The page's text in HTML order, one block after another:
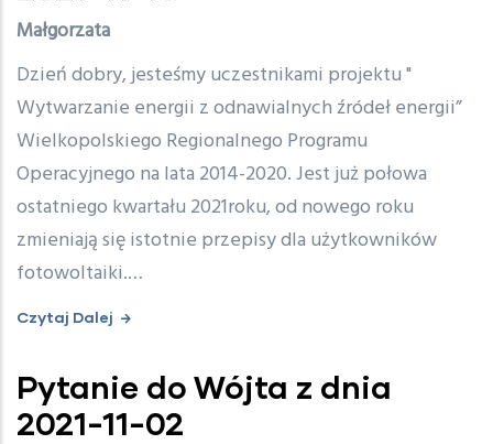
Małgorzata
Dzień dobry, jesteśmy uczestnikami projektu "
Wytwarzanie energii z odnawialnych źródeł energii”
Wielkopolskiego Regionalnego Programu
Operacyjnego na lata 2014-2020. Jest już połowa
ostatniego kwartału 2021roku, od nowego roku
zmieniają się istotnie przepisy dla użytkowników
fotowoltaiki.…
Czytaj Dalej
Pytanie do Wójta z dnia
2021-11-02